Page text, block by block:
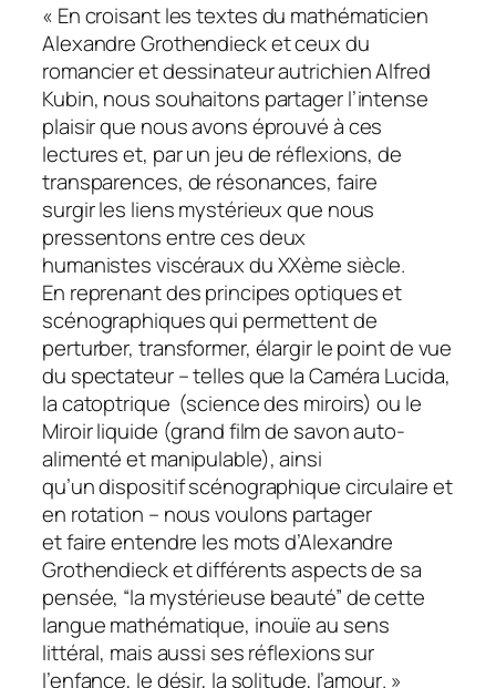
« En croisant les textes du mathématicien
Alexandre Grothendieck et ceux du
romancier et dessinateur autrichien Alfred
Kubin, nous souhaitons partager l’intense
plaisir que nous avons éprouvé à ces
lectures et, par un jeu de réflexions, de
transparences, de résonances, faire
surgir les liens mystérieux que nous
pressentons entre ces deux
humanistes viscéraux du XXème siècle.
En reprenant des principes optiques et
scénographiques qui permettent de
perturber, transformer, élargir le point de vue
du spectateur – telles que la Caméra Lucida,
la catoptrique (science des miroirs) ou le
Miroir liquide (grand film de savon auto-
alimenté et manipulable), ainsi
qu’un dispositif scénographique circulaire et
en rotation – nous voulons partager
et faire entendre les mots d’Alexandre
Grothendieck et différents aspects de sa
pensée, “la mystérieuse beauté” de cette
langue mathématique, inouïe au sens
littéral, mais aussi ses réflexions sur
l’enfance, le désir, la solitude, l’amour. »